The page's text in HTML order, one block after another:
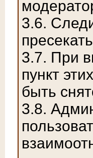
3.6.
3.7. При
пункт
быть
3.8.